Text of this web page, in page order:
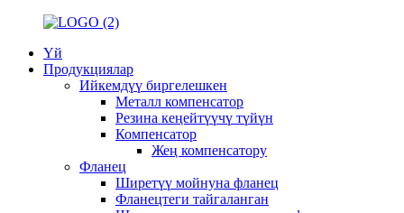
Үй
Продукциялар
Ийкемдүү биргелешкен
Металл компенсатор
Резина кеңейтүүчү түйүн
Компенсатор
Жең компенсатору
Фланец
Ширетүү мойнуна фланец
Фланецтеги тайгаланган